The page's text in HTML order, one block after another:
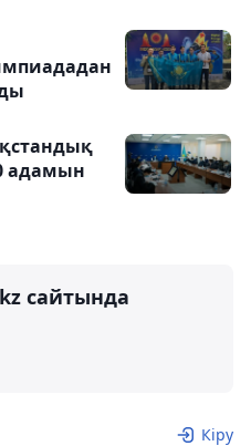
адамын
сайтында
Кіру